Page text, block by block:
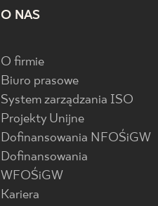
O NAS
O firmie
Biuro prasowe
System zarządzania ISO
Projekty Unijne
Dofinansowania NFOŚiGW
Dofinansowania
WFOŚiGW
Kariera